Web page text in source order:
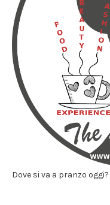
Dove si va a pranzo